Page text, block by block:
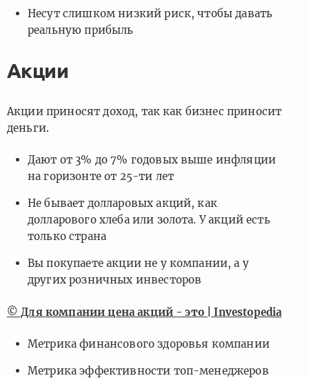
Несут слишком низкий риск, чтобы давать
реальную прибыль
Акции
Акции приносят доход, так как бизнес приносит
деньги.
Дают от 3% до 7% годовых выше инфляции
на горизонте от 25-ти лет
Не бывает долларовых акций, как
долларового хлеба или золота. У акций есть
только страна
Вы покупаете акции не у компании, а у
других розничных инвесторов
© Для компании цена акций - это | Investopedia
Метрика финансового здоровья компании
Метрика эффективности топ-менеджеров